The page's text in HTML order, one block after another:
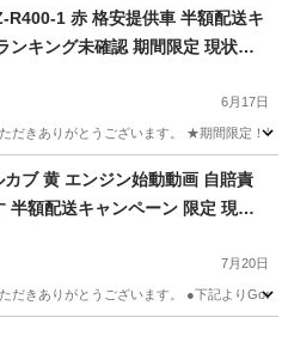
R400-1 赤 格安提供車 半額配送キ
ンキング未確認 期間限定 現状渡
P-Yard
6月17日
だきありがとうございます。 ★期間限定！
クランキング
ブ 黄 エンジン始動動画 自賠責
半額配送キャンペーン 限定 現状
浜 P-Yard
7月20日
だきありがとうございます。 ●下記より